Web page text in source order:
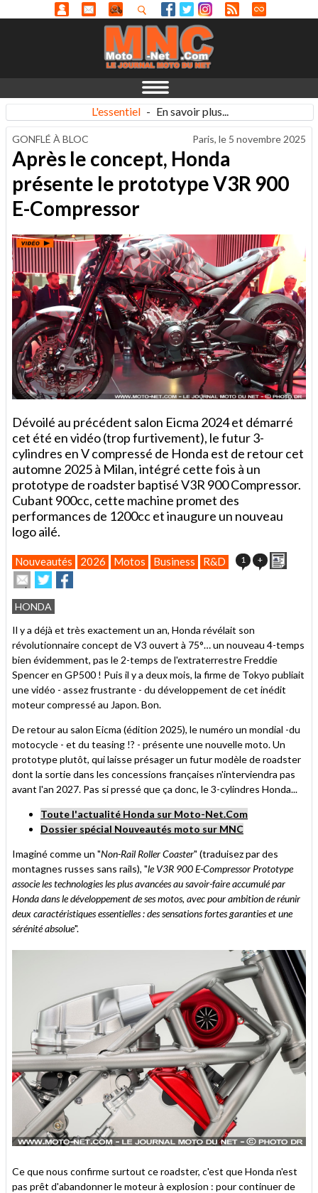
L'essentiel - En savoir plus...
GONFLÉ À BLOC Paris, le 5 novembre 2025
Après le concept, Honda
présente le prototype V3R 900
E-Compressor
Dévoilé au précédent salon Eicma 2024 et démarré
cet été en vidéo (trop furtivement), le futur 3-
cylindres en V compressé de Honda est de retour cet
automne 2025 à Milan, intégré cette fois à un
prototype de roadster baptisé V3R 900 Compressor.
Cubant 900cc, cette machine promet des
performances de 1200cc et inaugure un nouveau
logo ailé.
Nouveautés 2026 Motos Business R&D 1 +
Envoyer
cet
article
à
un
ami
Partager
sur
Twitter
sur
HONDA
Il y a déjà et très exactement un an, Honda révélait son
révolutionnaire concept de V3 ouvert à 75°… un nouveau 4-temps
bien évidemment, pas le 2-temps de l'extraterrestre Freddie
Spencer en GP500 ! Puis il y a deux mois, la firme de Tokyo publiait
une vidéo - assez frustrante - du développement de cet inédit
moteur compressé au Japon. Bon.
De retour au salon Eicma (édition 2025), le numéro un mondial -du
motocycle - et du teasing !? - présente une nouvelle moto. Un
prototype plutôt, qui laisse présager un futur modèle de roadster
dont la sortie dans les concessions françaises n'interviendra pas
avant l'an 2027. Pas si pressé que ça donc, le 3-cylindres Honda...
Toute l'actualité Honda sur Moto-Net.Com
Dossier spécial Nouveautés moto sur MNC
Imaginé comme un "Non-Rail Roller Coaster" (traduisez par des
montagnes russes sans rails), "le V3R 900 E-Compressor Prototype
associe les technologies les plus avancées au savoir-faire accumulé par
Honda dans le développement de ses motos, avec pour ambition de réunir
deux caractéristiques essentielles : des sensations fortes garanties et une
sérénité absolue".
Ce que nous confirme surtout ce roadster, c'est que Honda n'est
pas prêt d'abandonner le moteur à explosion : pour continuer de